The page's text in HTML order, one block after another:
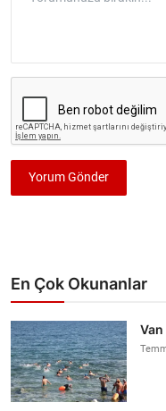
Yorum Gönder
En Çok Okunanlar